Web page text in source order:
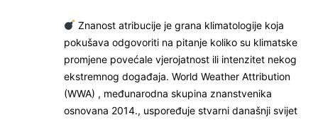
Znanost atribucije je grana klimatologije koja
pokušava odgovoriti na pitanje koliko su klimatske
promjene povećale vjerojatnost ili intenzitet nekog
ekstremnog događaja. World Weather Attribution
(WWA) , međunarodna skupina znanstvenika
osnovana 2014., uspoređuje stvarni današnji svijet